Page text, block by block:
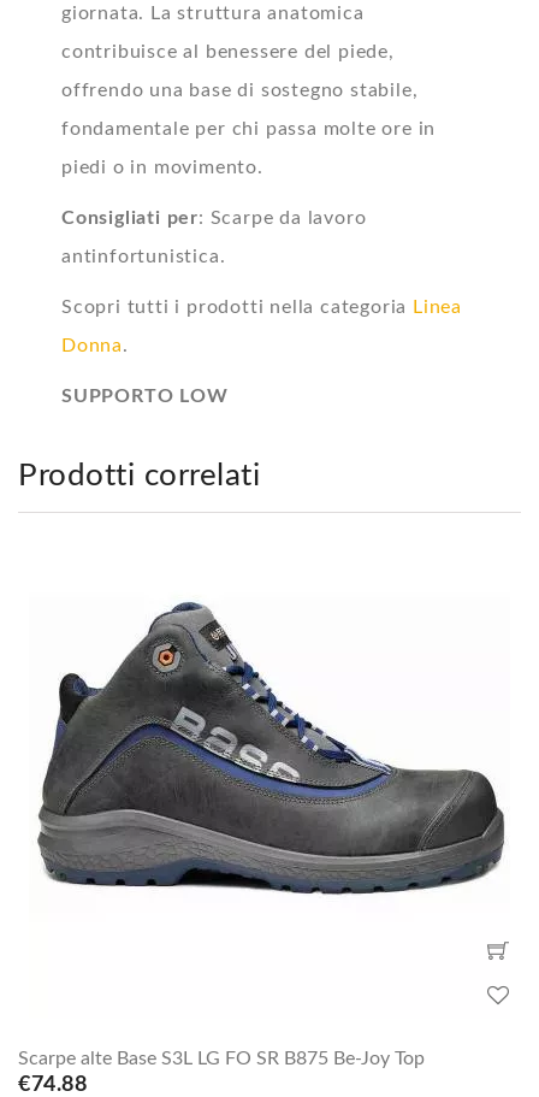
giornata. La struttura anatomica
contribuisce al benessere del piede,
offrendo una base di sostegno stabile,
fondamentale per chi passa molte ore in
piedi o in movimento.
Consigliati per: Scarpe da lavoro
antinfortunistica.
Scopri tutti i prodotti nella categoria
Linea
Donna.
SUPPORTO LOW
Prodotti correlati
Scarpe alte Base S3L LG FO SR B875 Be-Joy Top
€74.88